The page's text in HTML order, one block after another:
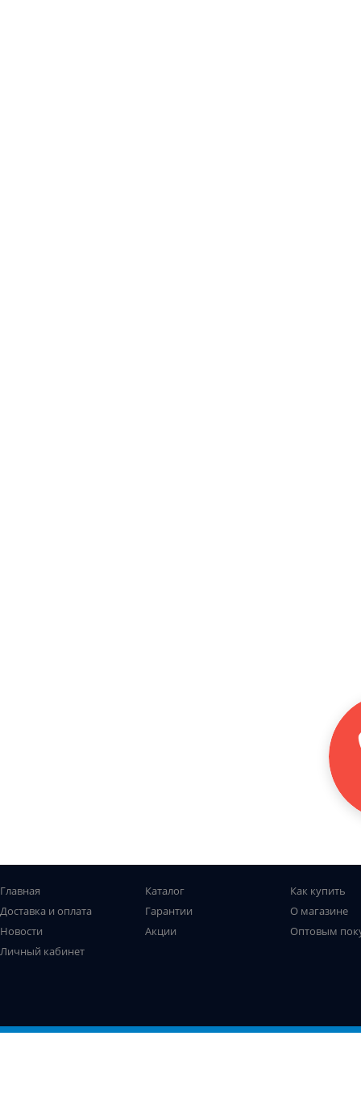
Главная Каталог
Как купить
Доставка и оплата
Гарантии
О магазине
Новости
Акции
Оптовым
Личный кабинет